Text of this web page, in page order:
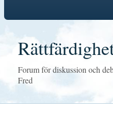
Forum för diskussion och
Fred